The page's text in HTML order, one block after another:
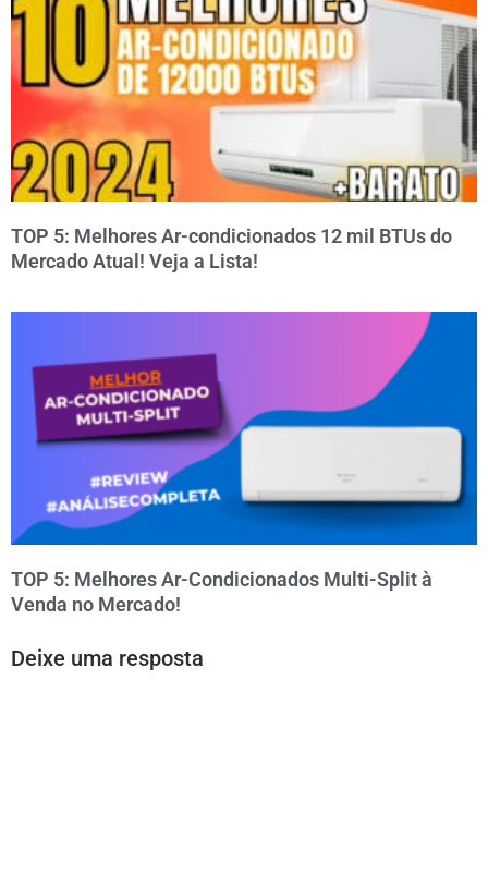
TOP 5: Melhores Ar-condicionados 12 mil BTUs do
Mercado Atual! Veja a Lista!
TOP 5: Melhores Ar-Condicionados Multi-Split à
Venda no Mercado!
Deixe uma resposta